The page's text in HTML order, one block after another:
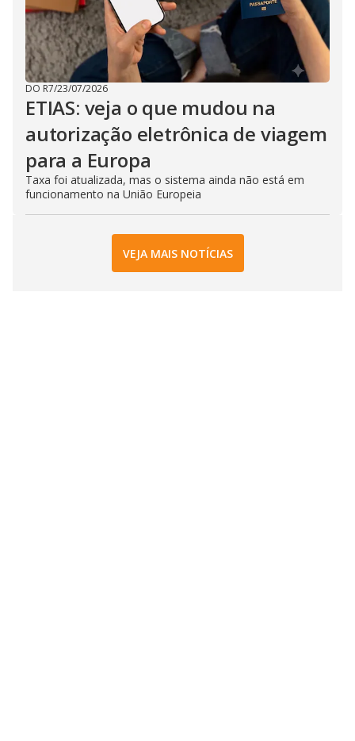
DO R7/23/07/2026
ETIAS: veja o que mudou na
autorização eletrônica de viagem
para a Europa
Taxa foi atualizada, mas o sistema ainda não está em
funcionamento na União Europeia
VEJA MAIS NOTÍCIAS